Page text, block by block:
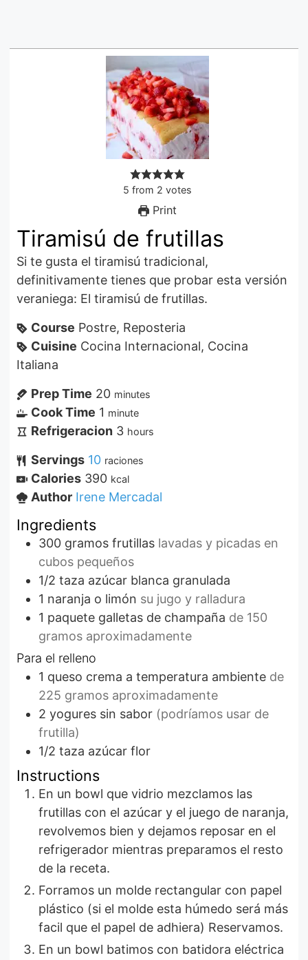
5 from 2 votes
Print
Tiramisú de frutillas
Si te gusta el tiramisú tradicional,
definitivamente tienes que probar esta versión
veraniega: El tiramisú de frutillas.
Course Postre, Reposteria
Cuisine Cocina Internacional, Cocina
Italiana
Prep Time 20 minutes
Cook Time 1 minute
Refrigeracion 3 hours
Servings 10 raciones
Calories 390 kcal
Author Irene Mercadal
Ingredients
300 gramos frutillas lavadas y picadas en
cubos pequeños
1/2 taza azúcar blanca granulada
1 naranja o limón su jugo y ralladura
1 paquete galletas de champaña de 150
gramos aproximadamente
Para el relleno
1 queso crema a temperatura ambiente de
225 gramos aproximadamente
2 yogures sin sabor (podríamos usar de
frutilla)
1/2 taza azúcar flor
Instructions
En un bowl que vidrio mezclamos las
frutillas con el azúcar y el juego de naranja,
revolvemos bien y dejamos reposar en el
refrigerador mientras preparamos el resto
de la receta.
Forramos un molde rectangular con papel
plástico (si el molde esta húmedo será más
facil que el papel de adhiera) Reservamos.
En un bowl batimos con batidora eléctrica